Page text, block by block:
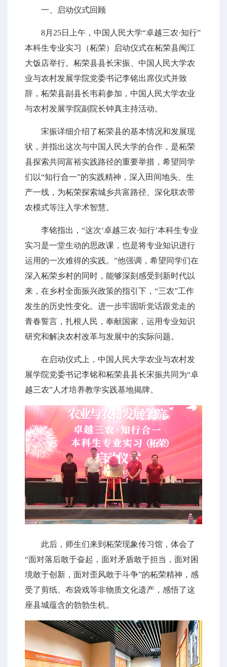
一、启动仪式回顾
8月25日上午，中国人民大学“卓越三农·知行”
本科生专业实习（柘荣）启动仪式在柘荣县闽江
大饭店举行。柘荣县县长宋振、中国人民大学农
业与农村发展学院党委书记李铭出席仪式并致
辞，柘荣县副县长韦莉参加，中国人民大学农业
与农村发展学院副院长钟真主持活动。
宋振详细介绍了柘荣县的基本情况和发展现
状，并指出这次与中国人民大学的合作，是柘荣
县探索共同富裕实践路径的重要举措，希望同学
们以“知行合一”的实践精神，深入田间地头、生
产一线，为柘荣探索城乡共富路径、深化联农带
农模式等注入学术智慧。
李铭指出，“这次‘卓越三农·知行’本科生专业
实习是一堂生动的思政课，也是将专业知识进行
运用的一次难得的实践。”他强调，希望同学们在
深入柘荣乡村的同时，能够深刻感受到新时代以
来，在乡村全面振兴政策的指引下，“三农”工作
发生的历史性变化。进一步牢固听党话跟党走的
青春誓言，扎根人民，奉献国家，运用专业知识
研究和解决农村改革与发展中的实际问题。
在启动仪式上，中国人民大学农业与农村发
展学院党委书记李铭和柘荣县县长宋振共同为“卓
越三农”人才培养教学实践基地揭牌。
此后，师生们来到柘荣现象传习馆，体会了
“面对落后敢于奋起，面对矛盾敢于担当，面对困
境敢于创新，面对歪风敢于斗争”的柘荣精神，感
受了剪纸、布袋戏等非物质文化遗产，感悟了这
座县城蕴含的勃勃生机。